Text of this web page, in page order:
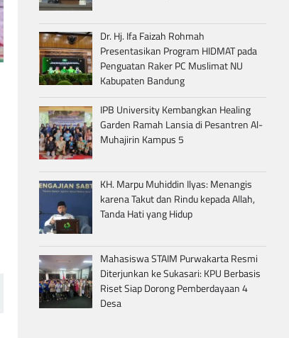
Dr. Hj. Ifa Faizah Rohmah
Presentasikan Program HIDMAT pada
Penguatan Raker PC Muslimat NU
Kabupaten Bandung
IPB University Kembangkan Healing
Garden Ramah Lansia di Pesantren Al-
Muhajirin Kampus 5
KH. Marpu Muhiddin Ilyas: Menangis
karena Takut dan Rindu kepada Allah,
Tanda Hati yang Hidup
Mahasiswa STAIM Purwakarta Resmi
Diterjunkan ke Sukasari: KPU Berbasis
Riset Siap Dorong Pemberdayaan 4
Desa